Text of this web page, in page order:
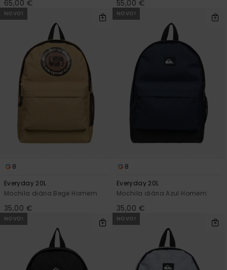
65,00 € 55,00 €
NOVO!
8
Everyday 20L
Mochila diária Bege Homem
35,00 €
NOVO!
8
Everyday 20L
Mochila diária Azul Homem
35,00 €
NOVO! NOVO!